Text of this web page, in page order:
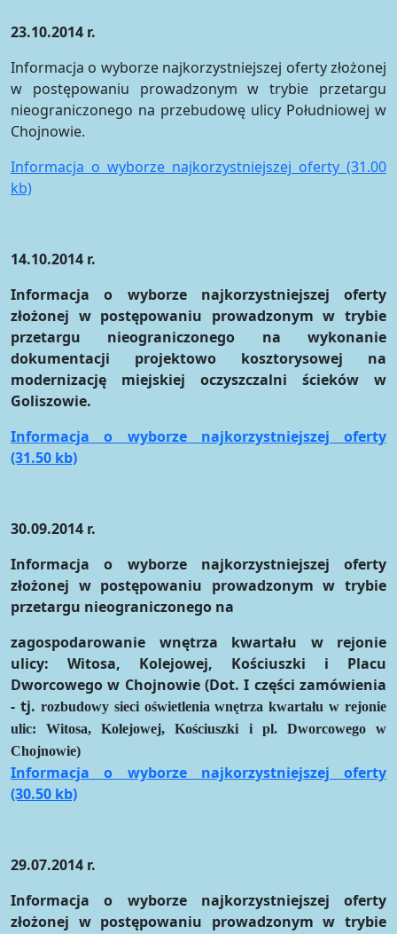
23.10.2014 r.
Informacja o wyborze najkorzystniejszej oferty złożonej
w postępowaniu prowadzonym w trybie przetargu
nieograniczonego na przebudowę ulicy Południowej w
Chojnowie.
Informacja o wyborze najkorzystniejszej oferty (31.00
kb)
14.10.2014 r.
Informacja o wyborze najkorzystniejszej oferty
złożonej w postępowaniu prowadzonym w trybie
przetargu nieograniczonego na wykonanie
dokumentacji projektowo kosztorysowej na
modernizację miejskiej oczyszczalni ścieków w
Goliszowie.
Informacja o wyborze najkorzystniejszej oferty
(31.50 kb)
30.09.2014 r.
Informacja o wyborze najkorzystniejszej oferty
złożonej w postępowaniu prowadzonym w trybie
przetargu nieograniczonego na
zagospodarowanie wnętrza kwartału w rejonie
ulicy: Witosa, Kolejowej, Kościuszki i Placu
Dworcowego w Chojnowie (Dot. I części zamówienia
- tj. rozbudowy sieci oświetlenia wnętrza kwartału w rejonie
ulic: Witosa, Kolejowej, Kościuszki i pl. Dworcowego w
Chojnowie)
Informacja o wyborze najkorzystniejszej oferty
(30.50 kb)
29.07.2014 r.
Informacja o wyborze najkorzystniejszej oferty
złożonej w postępowaniu prowadzonym w trybie